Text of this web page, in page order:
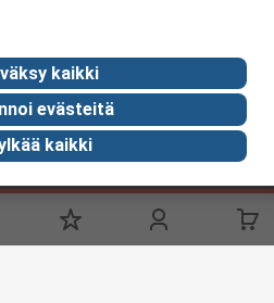
RS:stä
olemme RS
kaikki
evästeitä
kaikki